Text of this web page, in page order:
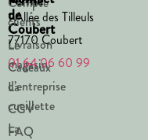
de
Coubert
Le
magasin
La
cueillette
La
clients
Livraison
Cadeaux
d’entreprise
CGV
FAQ
1 Allée des Tilleuls
77170 Coubert
01 64 06 60 99